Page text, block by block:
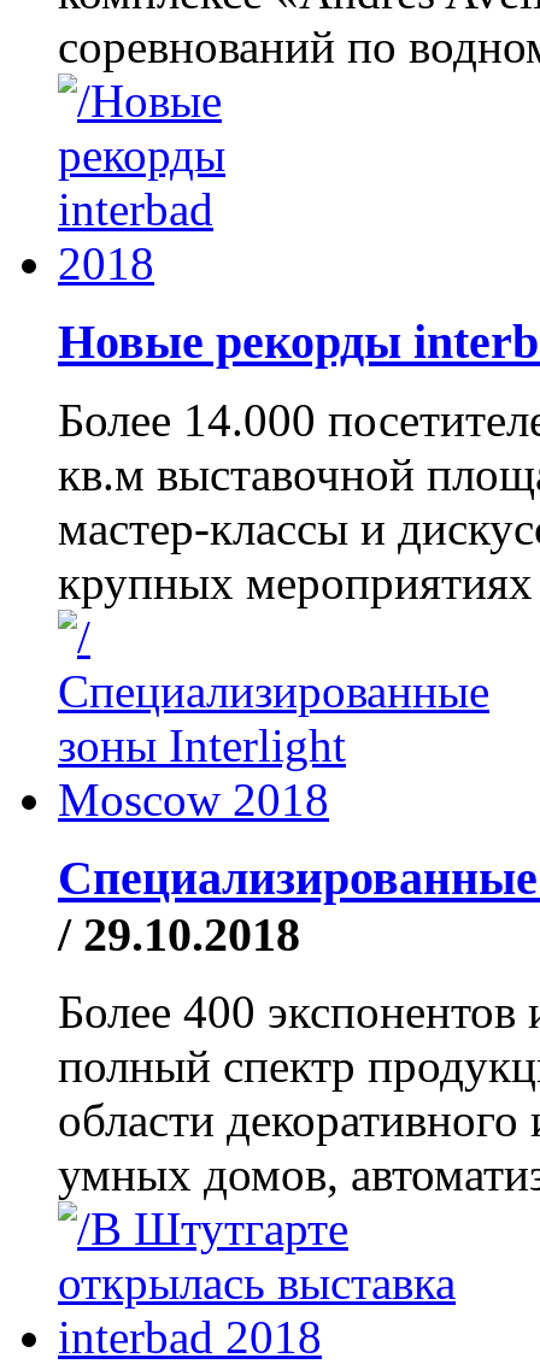
соревнований по
Новые рекорды
Более 14.000
кв.м выставочной
мастер-классы и
крупных
/ 29.10.2018
Более 400
полный спектр
области
умных домов,